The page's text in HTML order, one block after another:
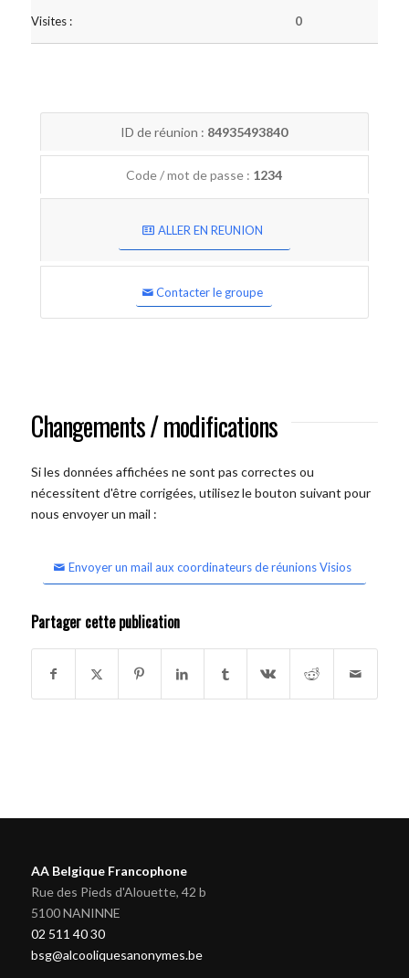
Visites : 0
ID de réunion : 84935493840
Code / mot de passe : 1234
ALLER EN REUNION
Contacter le groupe
Changements / modifications
Si les données affichées ne sont pas correctes ou
nécessitent d'être corrigées, utilisez le bouton suivant pour
nous envoyer un mail :
Envoyer un mail aux coordinateurs de réunions Visios
Partager cette publication
AA Belgique Francophone
Rue des Pieds d'Alouette, 42 b
5100 NANINNE
02 511 40 30
bsg@alcooliquesanonymes.be